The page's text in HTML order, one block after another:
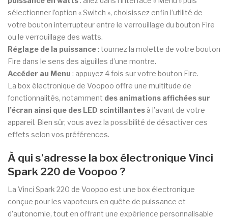
sélectionner l’option « Switch », choisissez enfin l’utilité de
votre bouton interrupteur entre le verrouillage du bouton Fire
ou le verrouillage des watts.
Réglage de la puissance: tournez la molette de votre bouton
Fire dans le sens des aiguilles d’une montre.
Accéder au Menu : appuyez 4 fois sur votre bouton Fire.
La box électronique de Voopoo offre une multitude de
fonctionnalités, notamment des animations affichées sur
l’écran ainsi que des LED scintillantes à l’avant de votre
appareil. Bien sûr, vous avez la possibilité de désactiver ces
effets selon vos préférences.
À qui s’adresse la box électronique Vinci
Spark 220 de Voopoo ?
La Vinci Spark 220 de Voopoo est une box électronique
conçue pour les vapoteurs en quête de puissance et
d’autonomie, tout en offrant une expérience personnalisable